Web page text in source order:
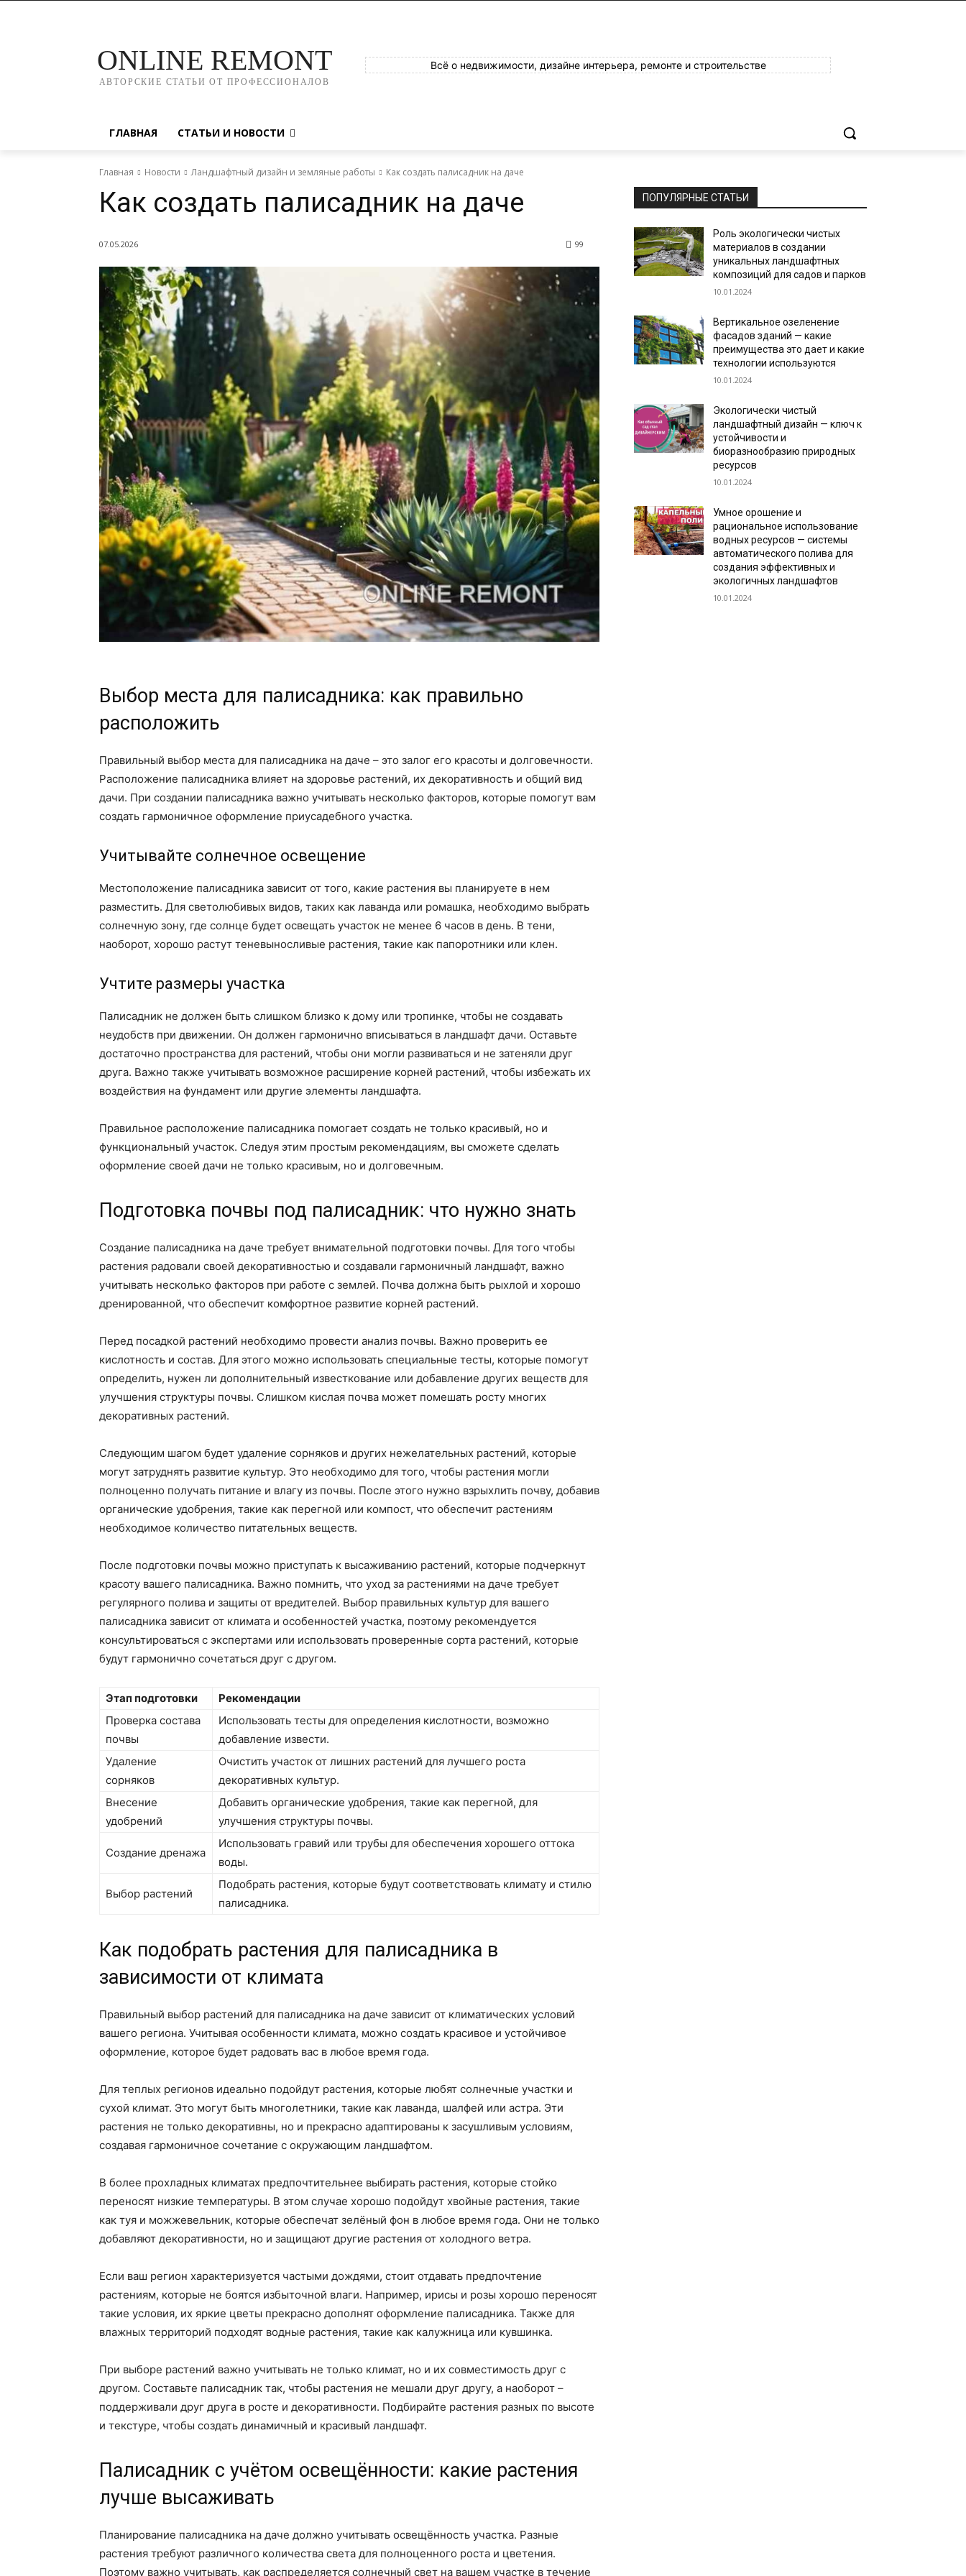
ONLINE REMONT
АВТОРСКИЕ СТАТЬИ ОТ ПРОФЕССИОНАЛОВ
Всё о недвижимости, дизайне интерьера, ремонте и строительстве
ГЛАВНАЯ СТАТЬИ И НОВОСТИ
Главная Новости Ландшафтный дизайн и земляные работы Как создать палисадник на даче
Как создать палисадник на даче
07.05.2026 99
Выбор места для палисадника: как правильно
расположить
Правильный выбор места для палисадника на даче – это залог его красоты и долговечности.
Расположение палисадника влияет на здоровье растений, их декоративность и общий вид
дачи. При создании палисадника важно учитывать несколько факторов, которые помогут вам
создать гармоничное оформление приусадебного участка.
Учитывайте солнечное освещение
Местоположение палисадника зависит от того, какие растения вы планируете в нем
разместить. Для светолюбивых видов, таких как лаванда или ромашка, необходимо выбрать
солнечную зону, где солнце будет освещать участок не менее 6 часов в день. В тени,
наоборот, хорошо растут теневыносливые растения, такие как папоротники или клен.
Учтите размеры участка
Палисадник не должен быть слишком близко к дому или тропинке, чтобы не создавать
неудобств при движении. Он должен гармонично вписываться в ландшафт дачи. Оставьте
достаточно пространства для растений, чтобы они могли развиваться и не затеняли друг
друга. Важно также учитывать возможное расширение корней растений, чтобы избежать их
воздействия на фундамент или другие элементы ландшафта.
Правильное расположение палисадника помогает создать не только красивый, но и
функциональный участок. Следуя этим простым рекомендациям, вы сможете сделать
оформление своей дачи не только красивым, но и долговечным.
Подготовка почвы под палисадник: что нужно знать
Создание палисадника на даче требует внимательной подготовки почвы. Для того чтобы
растения радовали своей декоративностью и создавали гармоничный ландшафт, важно
учитывать несколько факторов при работе с землей. Почва должна быть рыхлой и хорошо
дренированной, что обеспечит комфортное развитие корней растений.
Перед посадкой растений необходимо провести анализ почвы. Важно проверить ее
кислотность и состав. Для этого можно использовать специальные тесты, которые помогут
определить, нужен ли дополнительный известкование или добавление других веществ для
улучшения структуры почвы. Слишком кислая почва может помешать росту многих
декоративных растений.
Следующим шагом будет удаление сорняков и других нежелательных растений, которые
могут затруднять развитие культур. Это необходимо для того, чтобы растения могли
полноценно получать питание и влагу из почвы. После этого нужно взрыхлить почву, добавив
органические удобрения, такие как перегной или компост, что обеспечит растениям
необходимое количество питательных веществ.
После подготовки почвы можно приступать к высаживанию растений, которые подчеркнут
красоту вашего палисадника. Важно помнить, что уход за растениями на даче требует
регулярного полива и защиты от вредителей. Выбор правильных культур для вашего
палисадника зависит от климата и особенностей участка, поэтому рекомендуется
консультироваться с экспертами или использовать проверенные сорта растений, которые
будут гармонично сочетаться друг с другом.
Этап подготовки
Рекомендации
Проверка состава
почвы
Использовать тесты для определения кислотности, возможно
добавление извести.
Удаление
сорняков
Очистить участок от лишних растений для лучшего роста
декоративных культур.
Внесение
удобрений
Добавить органические удобрения, такие как перегной, для
улучшения структуры почвы.
Создание дренажа
Использовать гравий или трубы для обеспечения хорошего оттока
воды.
Выбор растений
Подобрать растения, которые будут соответствовать климату и стилю
палисадника.
Как подобрать растения для палисадника в
зависимости от климата
Правильный выбор растений для палисадника на даче зависит от климатических условий
вашего региона. Учитывая особенности климата, можно создать красивое и устойчивое
оформление, которое будет радовать вас в любое время года.
Для теплых регионов идеально подойдут растения, которые любят солнечные участки и
сухой климат. Это могут быть многолетники, такие как лаванда, шалфей или астра. Эти
растения не только декоративны, но и прекрасно адаптированы к засушливым условиям,
создавая гармоничное сочетание с окружающим ландшафтом.
В более прохладных климатах предпочтительнее выбирать растения, которые стойко
переносят низкие температуры. В этом случае хорошо подойдут хвойные растения, такие
как туя и можжевельник, которые обеспечат зелёный фон в любое время года. Они не только
добавляют декоративности, но и защищают другие растения от холодного ветра.
Если ваш регион характеризуется частыми дождями, стоит отдавать предпочтение
растениям, которые не боятся избыточной влаги. Например, ирисы и розы хорошо переносят
такие условия, их яркие цветы прекрасно дополнят оформление палисадника. Также для
влажных территорий подходят водные растения, такие как калужница или кувшинка.
При выборе растений важно учитывать не только климат, но и их совместимость друг с
другом. Составьте палисадник так, чтобы растения не мешали друг другу, а наоборот –
поддерживали друг друга в росте и декоративности. Подбирайте растения разных по высоте
и текстуре, чтобы создать динамичный и красивый ландшафт.
Палисадник с учётом освещённости: какие растения
лучше высаживать
Планирование палисадника на даче должно учитывать освещённость участка. Разные
растения требуют различного количества света для полноценного роста и цветения.
Поэтому важно учитывать, как распределяется солнечный свет на вашем участке в течение
ПОПУЛЯРНЫЕ СТАТЬИ
Роль экологически чистых
материалов в создании
уникальных ландшафтных
композиций для садов и парков
10.01.2024
Вертикальное озеленение
фасадов зданий — какие
преимущества это дает и какие
технологии используются
10.01.2024
Экологически чистый
ландшафтный дизайн — ключ к
устойчивости и
биоразнообразию природных
ресурсов
10.01.2024
Умное орошение и
рациональное использование
водных ресурсов — системы
автоматического полива для
создания эффективных и
экологичных ландшафтов
10.01.2024